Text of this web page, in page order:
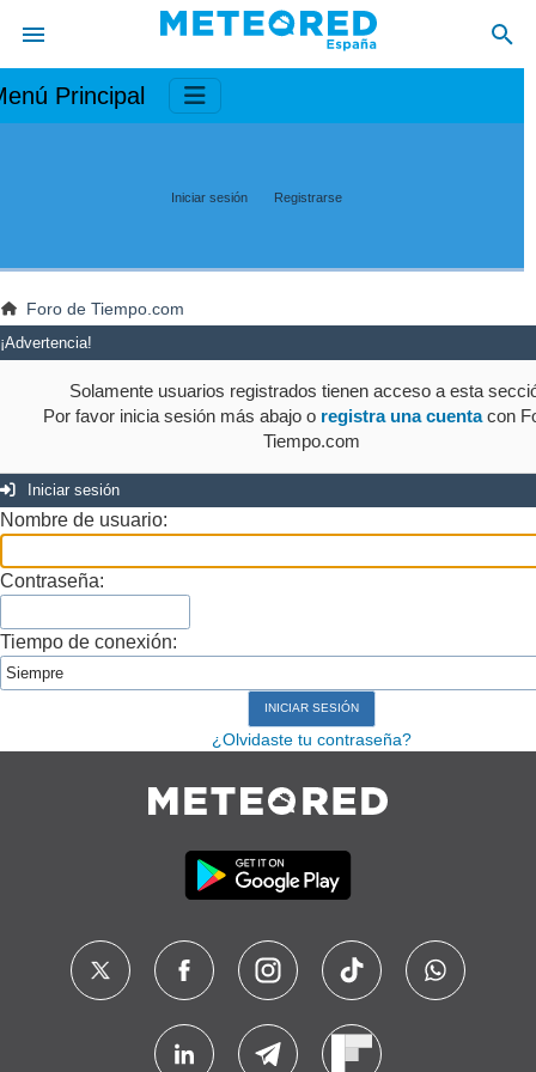
Principal
Iniciar sesión Registrarse
Foro de Tiempo.com
¡Advertencia!
Solamente usuarios registrados tienen acceso a esta
Por favor inicia sesión más abajo o registra una cuentacon
Tiempo.com
Iniciar sesión
Nombre de usuario:
Contraseña:
Tiempo de conexión:
¿Olvidaste tu contraseña?